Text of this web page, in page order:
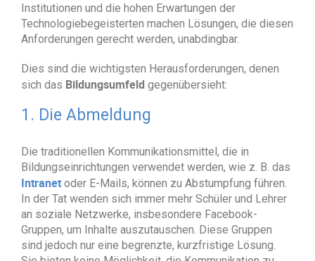
Institutionen und die hohen Erwartungen der
Technologiebegeisterten machen Lösungen, die diesen
Anforderungen gerecht werden, unabdingbar.
Dies sind die wichtigsten Herausforderungen, denen
sich das Bildungsumfeld gegenübersieht:
1. Die Abmeldung
Die traditionellen Kommunikationsmittel, die in
Bildungseinrichtungen verwendet werden, wie z. B. das
Intranet oder E-Mails, können zu Abstumpfung führen.
In der Tat wenden sich immer mehr Schüler und Lehrer
an soziale Netzwerke, insbesondere Facebook-
Gruppen, um Inhalte auszutauschen. Diese Gruppen
sind jedoch nur eine begrenzte, kurzfristige Lösung.